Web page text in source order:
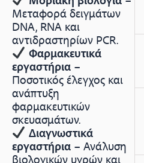
Μεταφορά δειγμάτων
DNA, RNA και
αντιδραστηρίων PCR.
Φαρμακευτικά
εργαστήρια –
Ποσοτικός έλεγχος και
ανάπτυξη
φαρμακευτικών
σκευασμάτων.
Διαγνωστικά
εργαστήρια – Ανάλυση
βιολογικών υγρών και